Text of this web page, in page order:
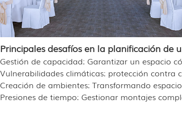
Principales desafíos en la planificación de
Gestión de capacidad: Garantizar un espacio
Vulnerabilidades climáticas: protección contra
Creación de ambientes: Transformando
Presiones de tiempo: Gestionar montajes